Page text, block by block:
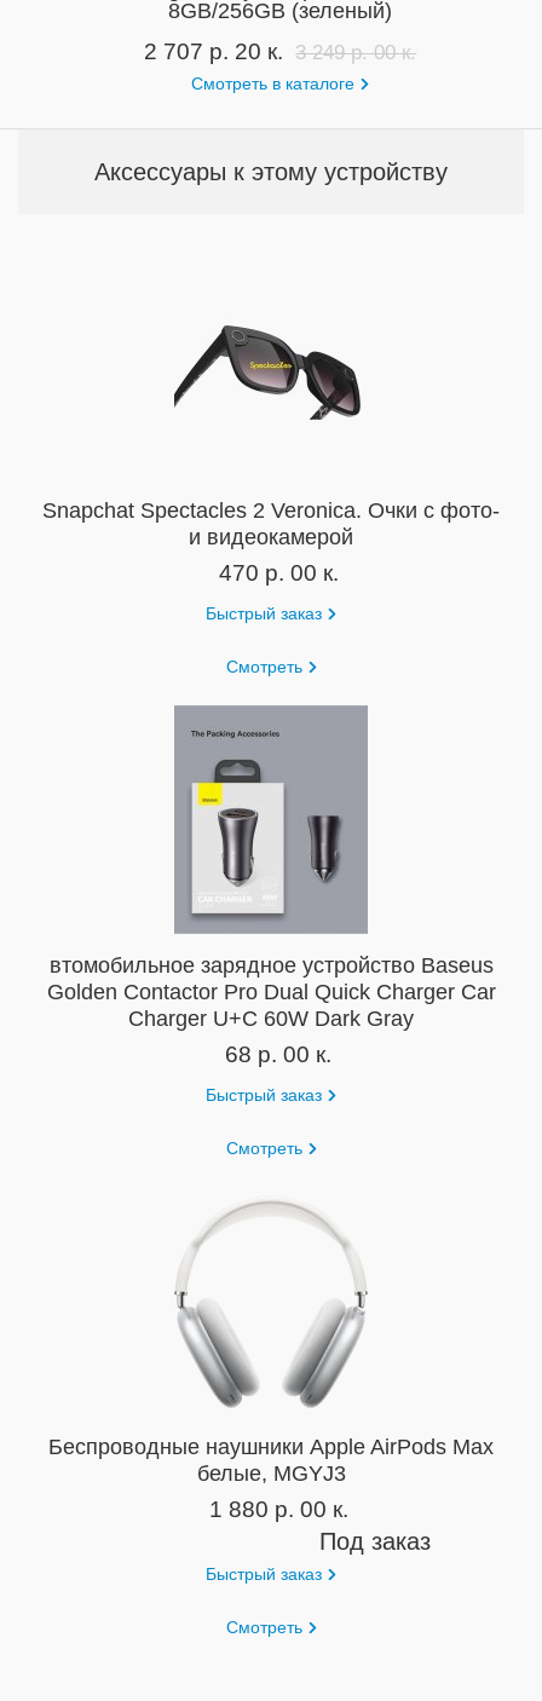
8GB/256GB (зеленый)
2 707 р. 20 к. 3 249 р. 00 к.
Смотреть в каталоге
Аксессуары к этому устройству
Snapchat Spectacles 2 Veronica. Очки c фото-
и видеокамерой
470 р. 00 к.
Быстрый заказ
Смотреть
втомобильное зарядное устройство Baseus
Golden Contactor Pro Dual Quick Charger Car
Charger U+C 60W Dark Gray
68 р. 00 к.
Быстрый заказ
Смотреть
Беспроводные наушники Apple AirPods Max
белые, MGYJ3
1 880 р. 00 к.
Под заказ
Быстрый заказ
Смотреть